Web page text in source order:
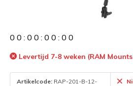
0 0 : 0 0 : 0 0 : 0 0
Levertijd 7-8 weken (RAM
Artikelcode: RAP-201-B-12-